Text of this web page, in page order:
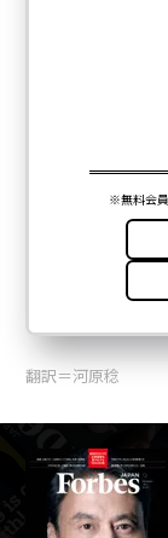
翻訳＝河原稔